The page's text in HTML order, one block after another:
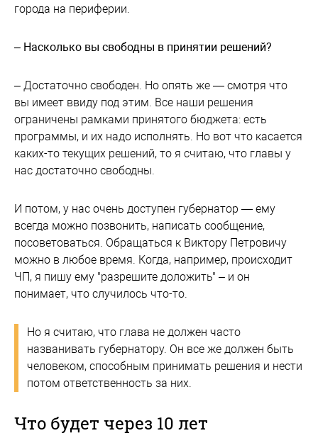
города на периферии.
– Насколько вы свободны в принятии решений?
– Достаточно свободен. Но опять же — смотря что
вы имеет ввиду под этим. Все наши решения
ограничены рамками принятого бюджета: есть
программы, и их надо исполнять. Но вот что касается
каких-то текущих решений, то я считаю, что главы у
нас достаточно свободны.
И потом, у нас очень доступен губернатор — ему
всегда можно позвонить, написать сообщение,
посоветоваться. Обращаться к Виктору Петровичу
можно в любое время. Когда, например, происходит
ЧП, я пишу ему "разрешите доложить" – и он
понимает, что случилось что-то.
Но я считаю, что глава не должен часто
названивать губернатору. Он все же должен быть
человеком, способным принимать решения и нести
потом ответственность за них.
Что будет через 10 лет